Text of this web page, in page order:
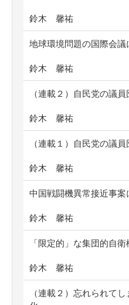
鈴木 馨祐
地球環境問題の国際会議
鈴木 馨祐
（連載２）自民党の議
鈴木 馨祐
（連載１）自民党の議
鈴木 馨祐
中国戦闘機異常接近事
鈴木 馨祐
「限定的」な集団的自
鈴木 馨祐
（連載２）忘れられて